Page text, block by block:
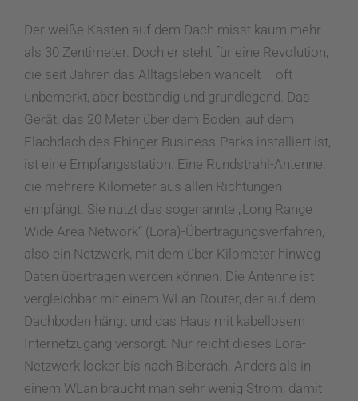
Der weiße Kasten auf dem Dach misst kaum mehr
als 30 Zentimeter. Doch er steht für eine Revolution,
die seit Jahren das Alltagsleben wandelt – oft
unbemerkt, aber beständig und grundlegend. Das
Gerät, das 20 Meter über dem Boden, auf dem
Flachdach des Ehinger Business-Parks installiert ist,
ist eine Empfangsstation. Eine Rundstrahl-Antenne,
die mehrere Kilometer aus allen Richtungen
empfängt. Sie nutzt das sogenannte „Long Range
Wide Area Network“ (Lora)-Übertragungsverfahren,
also ein Netzwerk, mit dem über Kilometer hinweg
Daten übertragen werden können. Die Antenne ist
vergleichbar mit einem WLan-Router, der auf dem
Dachboden hängt und das Haus mit kabellosem
Internetzugang versorgt. Nur reicht dieses Lora-
Netzwerk locker bis nach Biberach. Anders als in
einem WLan braucht man sehr wenig Strom, damit